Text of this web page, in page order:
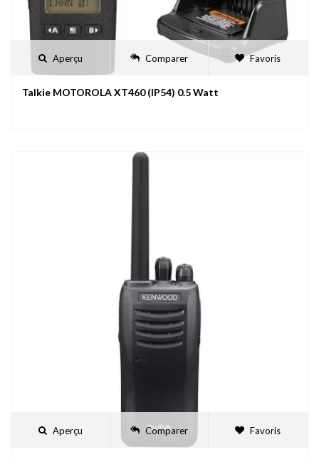
Aperçu Comparer Favoris
Talkie MOTOROLA XT460 (IP54) 0.5 Watt
Aperçu Comparer Favoris